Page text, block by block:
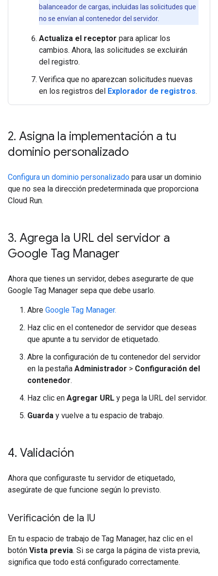
balanceador de cargas, incluidas las solicitudes que
no se envían al contenedor del servidor.
Actualiza el receptor para aplicar los
cambios. Ahora, las solicitudes se excluirán
del registro.
Verifica que no aparezcan solicitudes nuevas
en los registros del Explorador de registros.
2. Asigna la implementación a tu
dominio personalizado
Configura un dominio personalizado para usar un dominio
que no sea la dirección predeterminada que proporciona
Cloud Run.
3. Agrega la URL del servidor a
Google Tag Manager
Ahora que tienes un servidor, debes asegurarte de que
Google Tag Manager sepa que debe usarlo.
Abre Google Tag Manager.
Haz clic en el contenedor de servidor que deseas
que apunte a tu servidor de etiquetado.
Abre la configuración de tu contenedor del servidor
en la pestaña Administrador > Configuración del
contenedor.
Haz clic en Agregar URL y pega la URL del servidor.
Guarda y vuelve a tu espacio de trabajo.
4. Validación
Ahora que configuraste tu servidor de etiquetado,
asegúrate de que funcione según lo previsto.
Verificación de la IU
En tu espacio de trabajo de Tag Manager, haz clic en el
botón Vista previa. Si se carga la página de vista previa,
significa que todo está configurado correctamente.